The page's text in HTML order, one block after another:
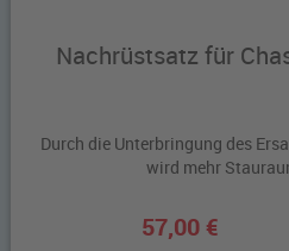
Nachrüstsatz für
Durch die Unterbringung des
wird mehr
57,00 €